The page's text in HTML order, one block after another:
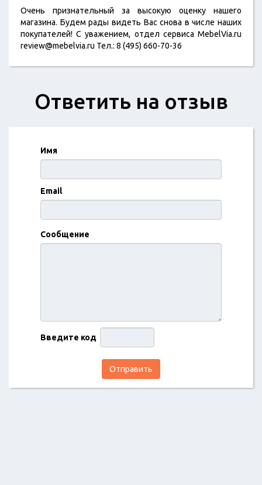
Очень признательный за высокую оценку нашего
магазина. Будем рады видеть Вас снова в числе наших
покупателей! С уважением, отдел сервиса MebelVia.ru
review@mebelvia.ru Тел.: 8 (495) 660-70-36
Ответить на отзыв
Имя
Email
Сообщение
Введите код
Отправить